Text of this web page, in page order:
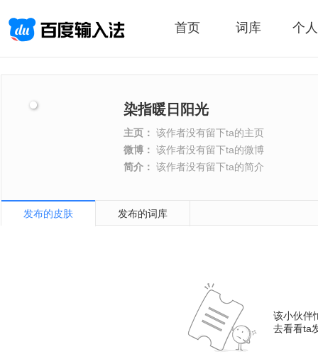
首页 词库 个
染指暖日阳光
主页： 该作者没有留下ta的主页
微博： 该作者没有留下ta的微博
简介： 该作者没有留下ta的简介
发布的皮肤 发布的词库
该小伙伴
去看看ta